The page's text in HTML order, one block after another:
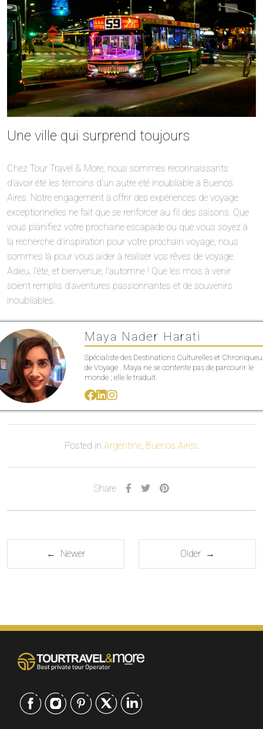
Une ville qui surprend toujours
Chez Tour Travel & More, nous sommes reconnaissants
d’avoir été les témoins d’un autre été inoubliable à Buenos
Aires. Notre engagement à offrir des expériences de voyage
exceptionnelles ne fait que se renforcer au fil des saisons. Que
vous planifiez votre prochaine escapade ou que vous soyez à
la recherche d’inspiration pour votre prochain voyage, nous
sommes là pour vous aider à réaliser vos rêves de voyage.
Adieu, l’été, et bienvenue, l’automne ! Que les mois à venir
soient remplis d’aventures passionnantes et de souvenirs
inoubliables.
Maya Nader Harati
Spécialiste des Destinations Culturelles et
de Voyage . Maya ne se contente pas de parcourir le
monde ; elle le traduit.
Posted in Argentine, Buenos Aires
Share
← Newer Older →